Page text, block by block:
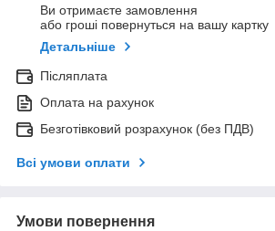
Ви отримаєте замовлення
або гроші повернуться на вашу картку
Детальніше
Післяплата
Оплата на рахунок
Безготівковий розрахунок (без ПДВ)
Всі умови оплати
Умови повернення